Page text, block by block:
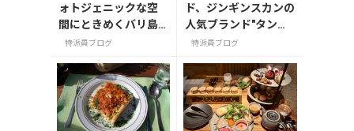
ォトジェニックな空
間にときめくバリ島
の「Bodyworks Spa
パ）」
特派員ブログ
ド、ジンギンスカンの
人気ブランド"タンネ
トウ"。
特派員ブログ